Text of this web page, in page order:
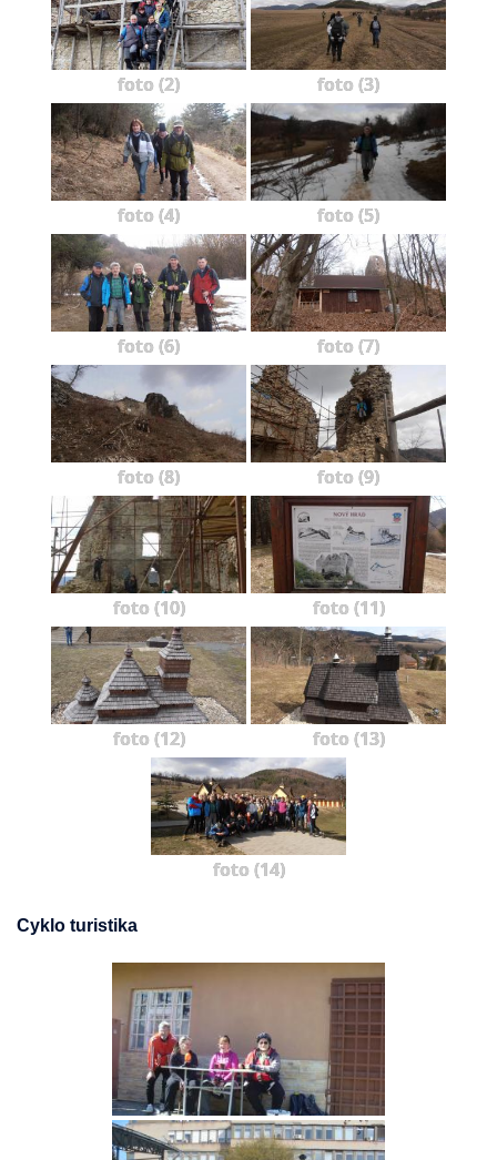
foto (2) foto (3)
foto (4) foto (5)
foto (6) foto (7)
foto (8) foto (9)
foto (10) foto (11)
foto (12) foto (13)
foto (14)
Cyklo turistika